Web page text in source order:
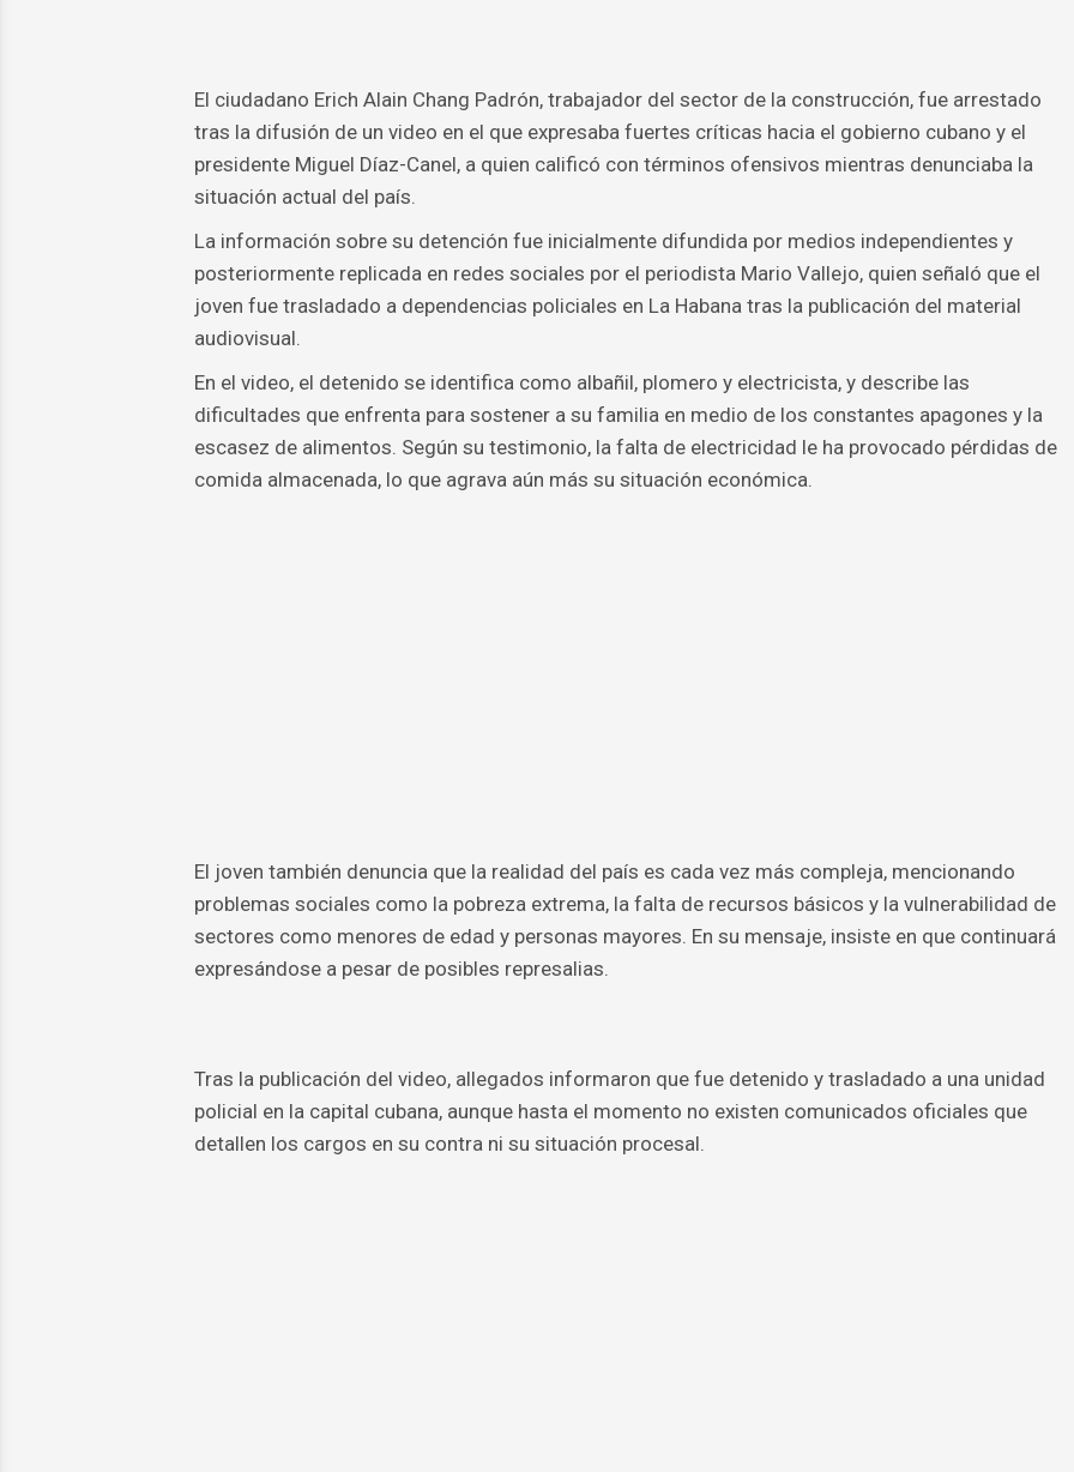
El ciudadano Erich Alain Chang Padrón, trabajador del sector de la construcción, fue arrestado
tras la difusión de un video en el que expresaba fuertes críticas hacia el gobierno cubano y el
presidente Miguel Díaz-Canel, a quien calificó con términos ofensivos mientras denunciaba la
situación actual del país.
La información sobre su detención fue inicialmente difundida por medios independientes y
posteriormente replicada en redes sociales por el periodista Mario Vallejo, quien señaló que el
joven fue trasladado a dependencias policiales en La Habana tras la publicación del material
audiovisual.
En el video, el detenido se identifica como albañil, plomero y electricista, y describe las
dificultades que enfrenta para sostener a su familia en medio de los constantes apagones y la
escasez de alimentos. Según su testimonio, la falta de electricidad le ha provocado pérdidas de
comida almacenada, lo que agrava aún más su situación económica.
El joven también denuncia que la realidad del país es cada vez más compleja, mencionando
problemas sociales como la pobreza extrema, la falta de recursos básicos y la vulnerabilidad de
sectores como menores de edad y personas mayores. En su mensaje, insiste en que continuará
expresándose a pesar de posibles represalias.
Tras la publicación del video, allegados informaron que fue detenido y trasladado a una unidad
policial en la capital cubana, aunque hasta el momento no existen comunicados oficiales que
detallen los cargos en su contra ni su situación procesal.